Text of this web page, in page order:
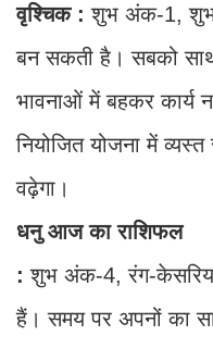
वृश्चिक : शुभ अंक-1, शुभ
बन सकती है। सबको
भावनाओं में बहकर कार्य
नियोजित योजना में
वढ़ेगा।
धनु आज का राशिफल
:शुभ अंक-4, रंग-
हैं। समय पर अपनों का